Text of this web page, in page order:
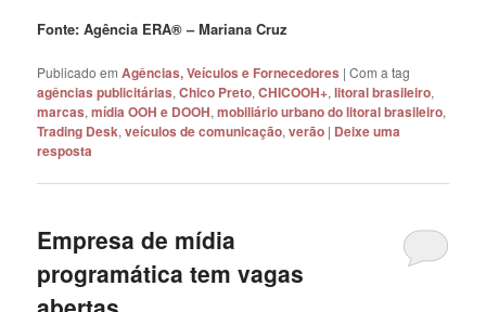
Fonte: Agência ERA® – Mariana Cruz
Publicado em Agências, Veículos e Fornecedores |Com a tag
agências publicitárias,Chico Preto,CHICOOH+,litoral brasileiro,
marcas,mídia OOH e DOOH,mobiliário urbano do litoral brasileiro,
Trading Desk,veículos de comunicação,verão | Deixe uma
resposta
Empresa de mídia
programática tem vagas